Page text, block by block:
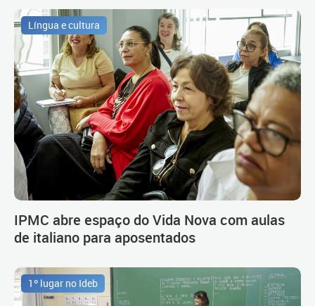
Língua e cultura
IPMC abre espaço do Vida Nova com aulas
de italiano para aposentados
1º lugar no Ideb